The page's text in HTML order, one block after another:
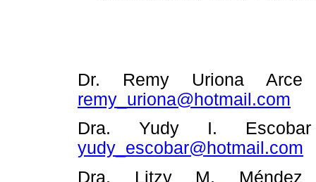
Dr. Remy Uriona Arce
remy_uriona@hotmail.com
Dra. Yudy I.
yudy_escobar@hotmail.com
Dra. Litzy M. Méndez